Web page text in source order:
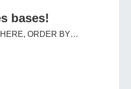
bases!
ORDER BY…